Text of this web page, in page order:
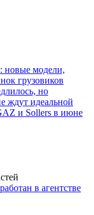
новые модели,
грузовиков
но
ждут идеальной
и Sollers в июне
в агентстве